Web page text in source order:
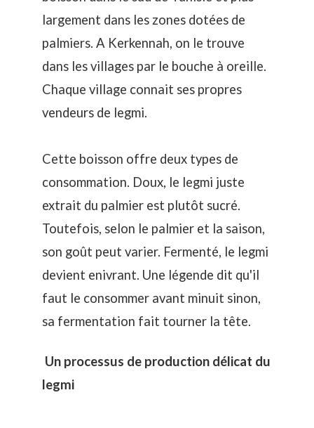
largement dans les zones dotées de
palmiers. A Kerkennah, on le trouve
dans les villages par le bouche à oreille.
Chaque village connait ses propres
vendeurs de legmi.
Cette boisson offre deux types de
consommation. Doux, le legmi juste
extrait du palmier est plutôt sucré.
Toutefois, selon le palmier et la saison,
son goût peut varier. Fermenté, le legmi
devient enivrant. Une légende dit qu'il
faut le consommer avant minuit sinon,
sa fermentation fait tourner la tête.
Un processus de production délicat du
legmi